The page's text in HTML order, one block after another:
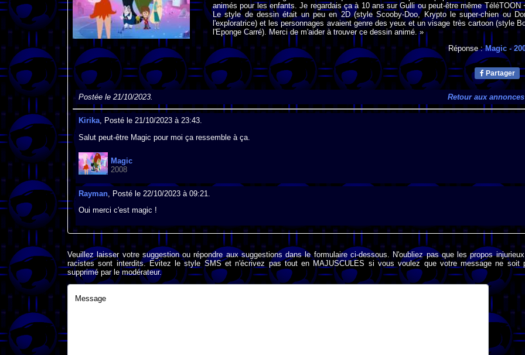
animés pour les enfants. Je regardais ça à 10 ans sur Gulli ou peut-être même TéléTOON
Le style de dessin était un peu en 2D (style Scooby-Doo, Krypto le super-chien ou
l'exploratrice) et les personnages avaient genre des yeux et un visage très cartoon (style
l'Eponge Carré). Merci de m'aider à trouver ce dessin animé. »
Réponse :Magic-
Partager
Postée le 21/10/2023. Retour aux annonces
Kirika, Posté le 21/10/2023 à 23:43.
Salut peut-être Magic pour moi ça ressemble à ça.
Magic
2008
Rayman, Posté le 22/10/2023 à 09:21.
Oui merci c'est magic !
Veuillez laisser votre suggestion ou répondre aux suggestions dans le formulaire ci-dessous. N'oubliez pas que les propos
racistes sont interdits. Evitez le style SMS et n'écrivez pas tout en MAJUSCULES si vous voulez que votre message ne soit
supprimé par le modérateur.
Message